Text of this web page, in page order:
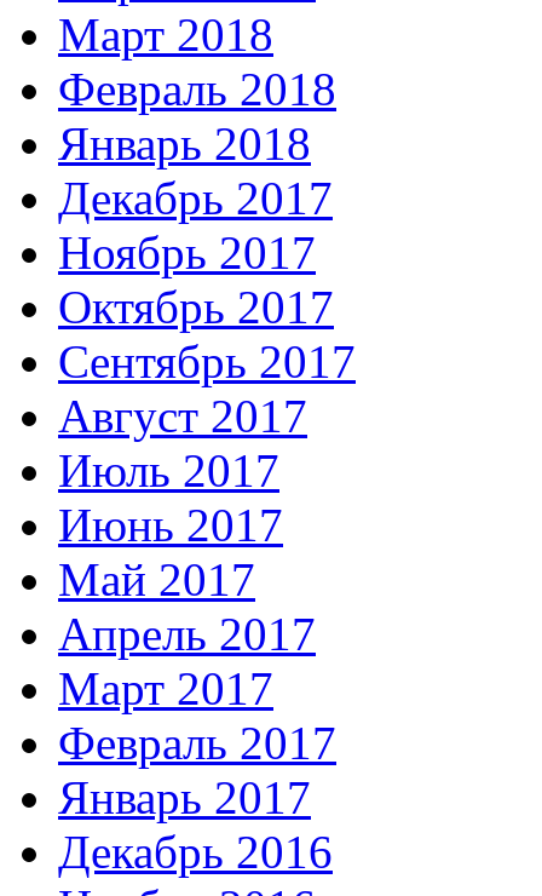
Март 2018
Февраль 2018
Январь 2018
Декабрь 2017
Ноябрь 2017
Октябрь 2017
Сентябрь 2017
Август 2017
Июль 2017
Июнь 2017
Май 2017
Апрель 2017
Март 2017
Февраль 2017
Январь 2017
Декабрь 2016